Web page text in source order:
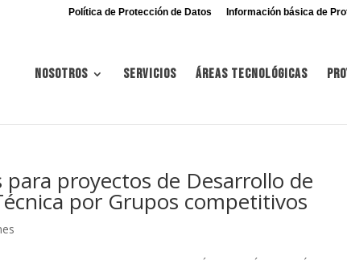
Política de Protección de Datos Información básica de
Nosotros Servicios Áreas tecnológicas
para proyectos de Desarrollo de
por Grupos competitivos